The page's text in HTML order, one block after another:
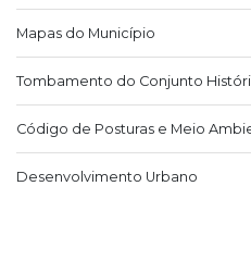
Mapas do Município
Tombamento do Conjunto
Código de Posturas e Meio
Desenvolvimento Urbano